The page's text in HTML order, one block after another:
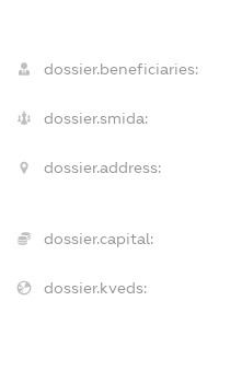
dossier.beneficiaries:
dossier.smida:
dossier.address:
dossier.capital:
dossier.kveds: